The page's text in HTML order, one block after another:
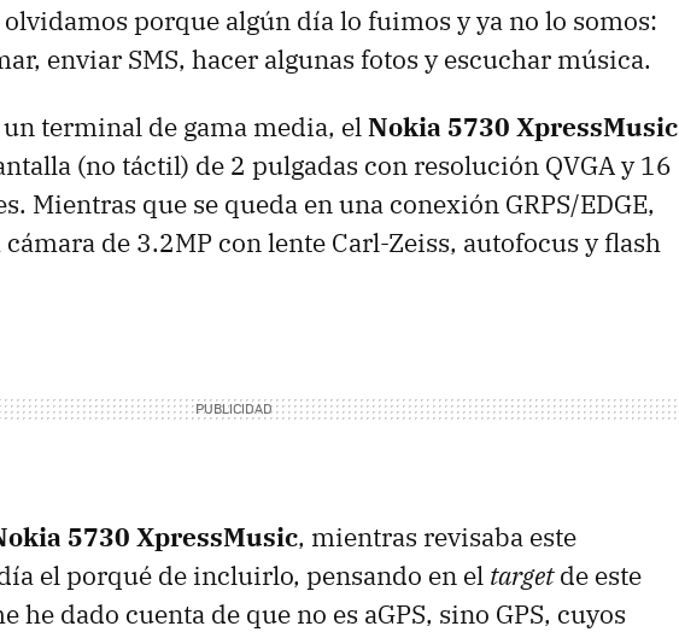
porque algún día lo fuimos y ya no lo somos:
enviar SMS, hacer algunas fotos y escuchar música.
un terminal de gama media, elNokia 5730 XpressMusic
(no táctil) de 2 pulgadas con resolución QVGAy 16
Mientras que se queda en una conexión GRPS/EDGE,
cámara de 3.2MP con lente Carl-Zeiss, autofocus y flash
5730 XpressMusic, mientras revisaba este
el porqué de incluirlo, pensando en el targetde este
he dado cuenta de que no es aGPS, sino GPS, cuyos